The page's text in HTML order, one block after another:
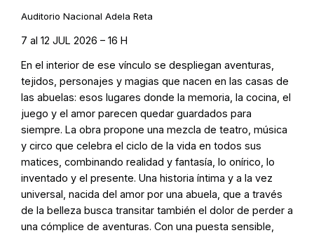
Auditorio Nacional Adela Reta
7 al 12 JUL 2026 – 16 H
En el interior de ese vínculo se despliegan aventuras,
tejidos, personajes y magias que nacen en las casas de
las abuelas: esos lugares donde la memoria, la cocina, el
juego y el amor parecen quedar guardados para
siempre. La obra propone una mezcla de teatro, música
y circo que celebra el ciclo de la vida en todos sus
matices, combinando realidad y fantasía, lo onírico, lo
inventado y el presente. Una historia íntima y a la vez
universal, nacida del amor por una abuela, que a través
de la belleza busca transitar también el dolor de perder a
una cómplice de aventuras. Con una puesta sensible,